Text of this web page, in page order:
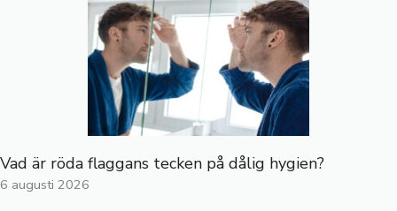
Vad är röda flaggans tecken på dålig hygien?
6 augusti 2026